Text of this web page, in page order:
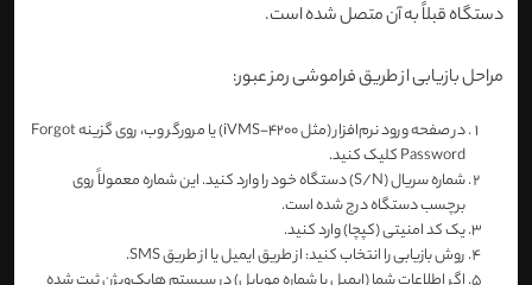
دستگاه قبلاً به آن متصل شده است.
مراحل بازیابی از طریق فراموشی رمز عبور:
در صفحه ورود نرم‌افزار (مثل iVMS-4200) یا مرورگر وب، روی گزینه Forgot
Password کلیک کنید.
شماره سریال (S/N) دستگاه خود را وارد کنید. این شماره معمولاً روی
برچسب دستگاه درج شده است.
یک کد امنیتی (کپچا) وارد کنید.
روش بازیابی را انتخاب کنید: از طریق ایمیل یا از طریق SMS.